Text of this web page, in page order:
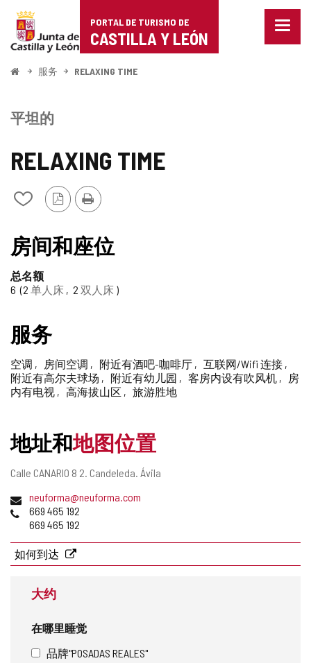
Portal
de
Turismo
Castilla
León
PORTAL DE TURISMO DE
CASTILLA Y LEÓN
菜
开
服务 RELAXING TIME
RELAXING TIME
从
笔
记
中
添
删
除
PDF
版
打
印
平坦的
房间和座位
总名额
6 2 单人床 2 双人床
服务
空调 房间空调 附近有酒吧-咖啡厅
互联网/Wifi 连接
附近有高尔夫球场
附近有幼儿园 客房内设有吹风机
房
内有电视
高海拔山区 旅游胜地
地址和地图位置
邮
地
址
Calle CANARIO 8 2. Candeleda. Ávila
电
子
地
址
neuforma@neuforma.com
电
669 465 192
669 465 192
如何到达
大约
在哪里睡觉
品牌"POSADAS REALES"